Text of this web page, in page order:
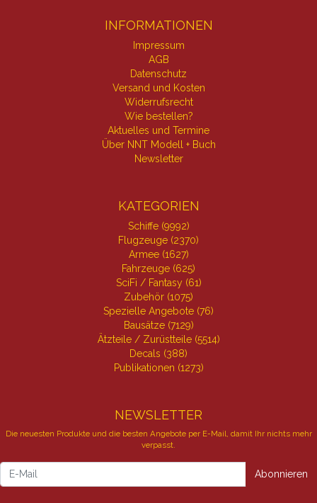
INFORMATIONEN
Impressum
AGB
Datenschutz
Versand und Kosten
Widerrufsrecht
Wie bestellen?
Aktuelles und Termine
Über NNT Modell + Buch
Newsletter
KATEGORIEN
Schiffe (9992)
Flugzeuge (2370)
Armee (1627)
Fahrzeuge (625)
SciFi / Fantasy (61)
Zubehör (1075)
Spezielle Angebote (76)
Bausätze (7129)
Ätzteile / Zurüstteile (5514)
Decals (388)
Publikationen (1273)
NEWSLETTER
Die neuesten Produkte und die besten Angebote per E-Mail, damit Ihr nichts mehr
verpasst.
Abonnieren